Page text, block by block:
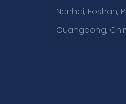
Nanhai, Foshan,
Guangdong,